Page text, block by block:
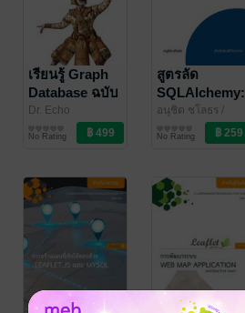
เรียนรู้ Graph
Database ฉบับ
นักพัฒนาไทย
Dr. Echo
คอมพิวเตอร์
No Rating
สูตรลัด
SQLAlchemy:
เทคนิคการ
จัดการฐาน
ข้อมูลด้วย
มืออาชีพ
อนุชิต ชโลธร /
สำนักพิมพ์ก๊อปวาง
คอมพิวเตอร์
No Rating